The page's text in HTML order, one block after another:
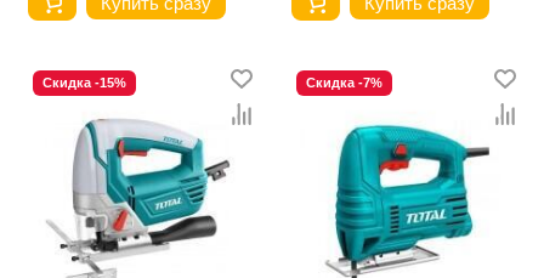
Скидка -15% Скидка -7%